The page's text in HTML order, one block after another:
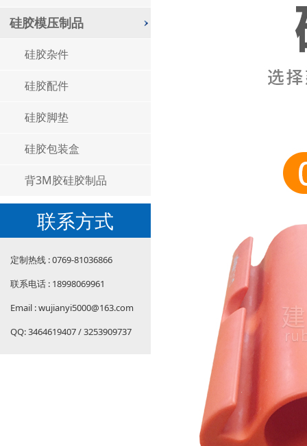
硅胶模压制品
硅胶杂件
硅胶配件
硅胶脚垫
硅胶包装盒
背3M胶硅胶制品
联系方式
定制热线 : 0769-81036866
联系电话 : 18998069961
Email : wujianyi5000@163.com
QQ: 3464619407 / 3253909737